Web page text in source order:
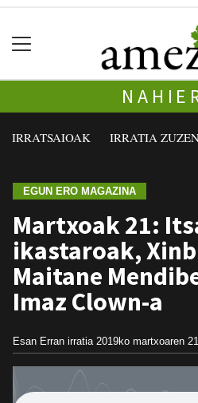
IRRATSAIOAK IRRATIA
EGUN ERO MAGAZINA
Martxoak 21:
ikastaroak,
Maitane
Imaz Clown-a
Esan Erran irratia 2019ko martxoaren